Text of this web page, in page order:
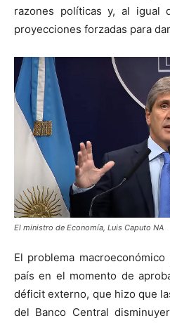
razones políticas y, al igual
proyecciones forzadas para
El ministro de Economía, Luis Caputo NA
El problema
país en el momento de
déficit externo, que hizo que
del Banco Central